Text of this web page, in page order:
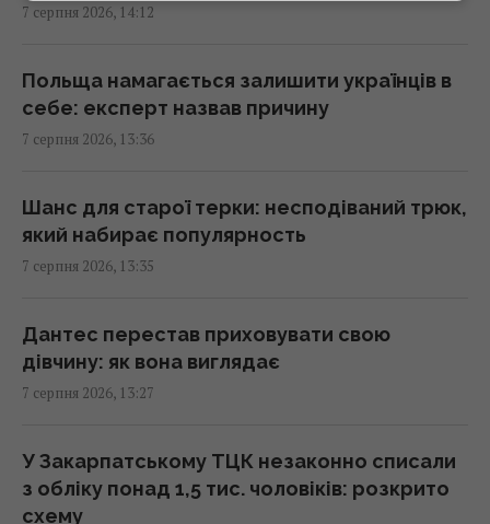
13:31 п'ятниця, 07 серпня 2026
13:30 п'ятниця, 07 серпня 2026
13:30 п'ятниця, 07 серпня 2026
13:21 п'ятниця, 07 серпня 2026
7 серпня 2026, 14:12
Польща намагається залишити українців в
себе: експерт назвав причину
7 серпня 2026, 13:36
Шанс для старої терки: несподіваний трюк,
який набирає популярность
7 серпня 2026, 13:35
Дантес перестав приховувати свою
дівчину: як вона виглядає
7 серпня 2026, 13:27
У Закарпатському ТЦК незаконно списали
з обліку понад 1,5 тис. чоловіків: розкрито
схему